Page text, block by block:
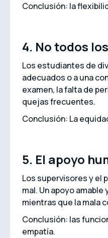
Conclusión: la
4. No todos
Los estudiantes de
adecuados o a una
examen, la falta de
quejas frecuentes.
Conclusión: La
5. El apoyo
Los supervisores y el
mal. Un apoyo
mientras que la mala
Conclusión: las
empatía.